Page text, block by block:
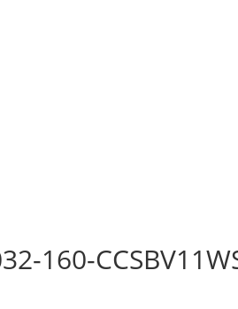
160-